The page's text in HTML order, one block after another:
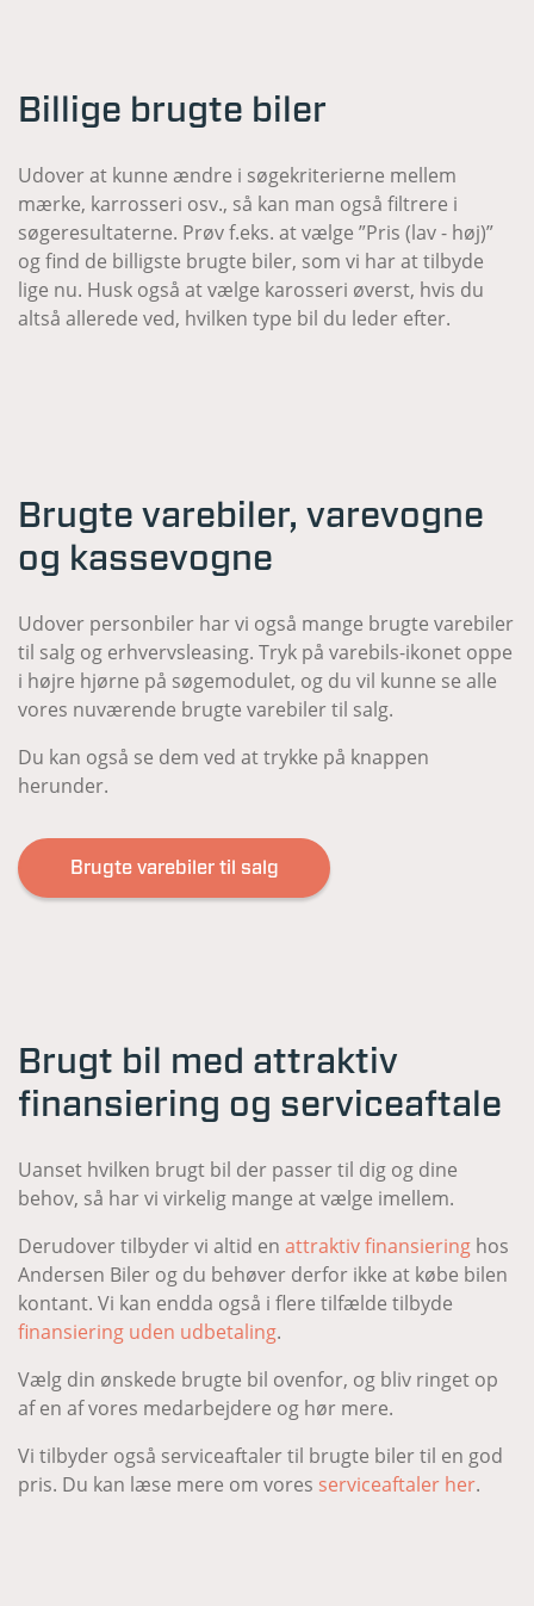
Billige brugte biler
Udover at kunne ændre i søgekriterierne mellem
mærke, karrosseri osv., så kan man også filtrere i
søgeresultaterne. Prøv f.eks. at vælge ”Pris (lav - høj)”
og find de billigste brugte biler, som vi har at tilbyde
lige nu. Husk også at vælge karosseri øverst, hvis du
altså allerede ved, hvilken type bil du leder efter.
Brugte varebiler, varevogne
og kassevogne
Udover personbiler har vi også mange brugte varebiler
til salg og erhvervsleasing. Tryk på varebils-ikonet oppe
i højre hjørne på søgemodulet, og du vil kunne se alle
vores nuværende brugte varebiler til salg.
Du kan også se dem ved at trykke på knappen
herunder.
Brugte varebiler til salg
Brugt bil med attraktiv
finansiering og serviceaftale
Uanset hvilken brugt bil der passer til dig og dine
behov, så har vi virkelig mange at vælge imellem.
Derudover tilbyder vi altid en attraktiv finansiering hos
Andersen Biler og du behøver derfor ikke at købe bilen
kontant. Vi kan endda også i flere tilfælde tilbyde
finansiering uden udbetaling.
Vælg din ønskede brugte bil ovenfor, og bliv ringet op
af en af vores medarbejdere og hør mere.
Vi tilbyder også serviceaftaler til brugte biler til en god
pris. Du kan læse mere om vores serviceaftaler her.